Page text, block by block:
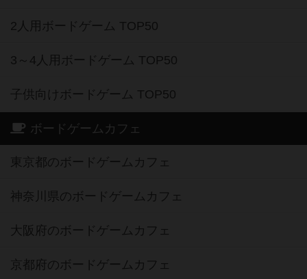
2人用ボードゲーム TOP50
3～4人用ボードゲーム TOP50
子供向けボードゲーム TOP50
ボードゲームカフェ
東京都のボードゲームカフェ
神奈川県のボードゲームカフェ
大阪府のボードゲームカフェ
京都府のボードゲームカフェ